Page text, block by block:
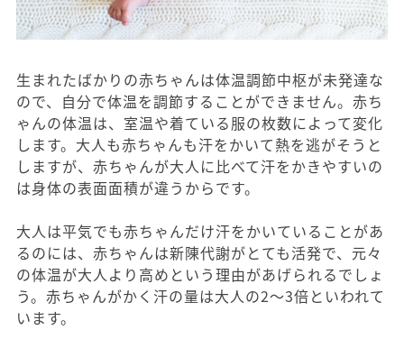
生まれたばかりの赤ちゃんは体温調節中枢が未発達な
ので、自分で体温を調節することができません。赤ち
ゃんの体温は、室温や着ている服の枚数によって変化
します。大人も赤ちゃんも汗をかいて熱を逃がそうと
しますが、赤ちゃんが大人に比べて汗をかきやすいの
は身体の表面面積が違うからです。
大人は平気でも赤ちゃんだけ汗をかいていることがあ
るのには、赤ちゃんは新陳代謝がとても活発で、元々
の体温が大人より高めという理由があげられるでしょ
う。赤ちゃんがかく汗の量は大人の2～3倍といわれて
います。